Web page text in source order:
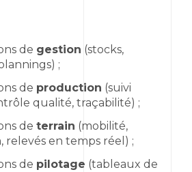
de gestion (stocks,
;
de production (suivi
qualité, traçabilité) ;
de terrain (mobilité,
relevés en temps réel) ;
de pilotage (tableaux de